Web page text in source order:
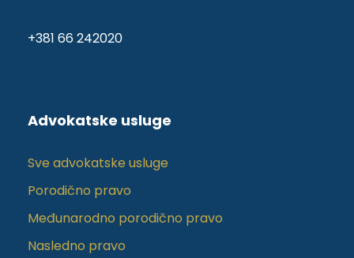
+381 66 242020
Advokatske usluge
Sve advokatske usluge
Porodično pravo
Međunarodno porodično pravo
Nasledno pravo